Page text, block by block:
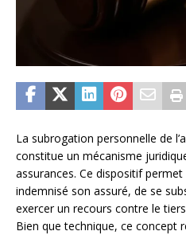
La subrogation personnelle de
constitue un mécanisme
assurances. Ce dispositif permet
indemnisé son assuré, de se
exercer un recours contre le
Bien que technique, ce concept